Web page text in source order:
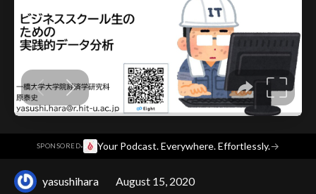
SPONSORED· Your Podcast. Everywhere. Effortlessly.→
yasushihara August 15, 2020